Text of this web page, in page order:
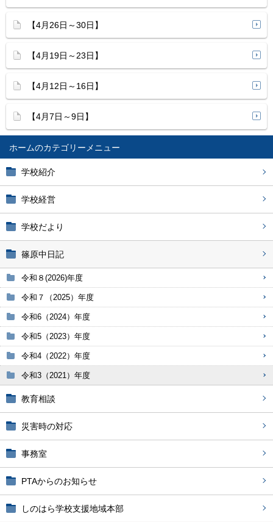
ホーム
学校紹介
学校経営
学校だより
篠原中日記
令和８(2026)年度
令和７（2025）年度
令和6（2024）年度
令和5（2023）年度
令和4（2022）年度
令和3（2021）年度
教育相談
災害時の対応
事務室
PTAからのお知らせ
しのはら学校支援地域本部
【4月26日～30日】
【4月19日～23日】
【4月12日～16日】
【4月7日～9日】